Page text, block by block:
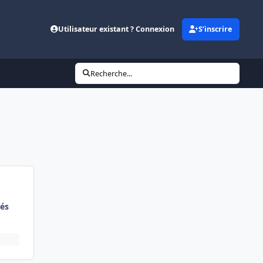
Utilisateur existant ? Connexion S’inscrire
Recherche...